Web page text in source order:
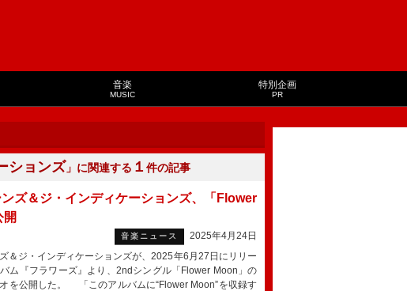
音楽
MUSIC
特別企画
PR
ションズ 」に関連する １ 件の記事
ンズ＆ジ・インディケーションズ、「Flower
開
音楽ニュース
2025年4月24日
＆ジ・インディケーションズが、2025年6月27日にリリー
ム『フラワーズ』より、2ndシングル「Flower Moon」の
を公開した。 「このアルバムに“Flower Moon”を収録す